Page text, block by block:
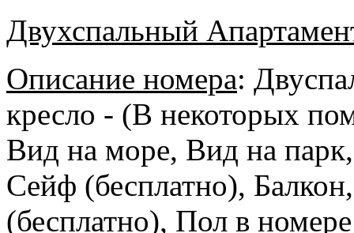
Двухспальный
Описание номера:
кресло - (В некоторых
Вид на море, Вид на
Сейф (бесплатно),
(бесплатно), Пол в